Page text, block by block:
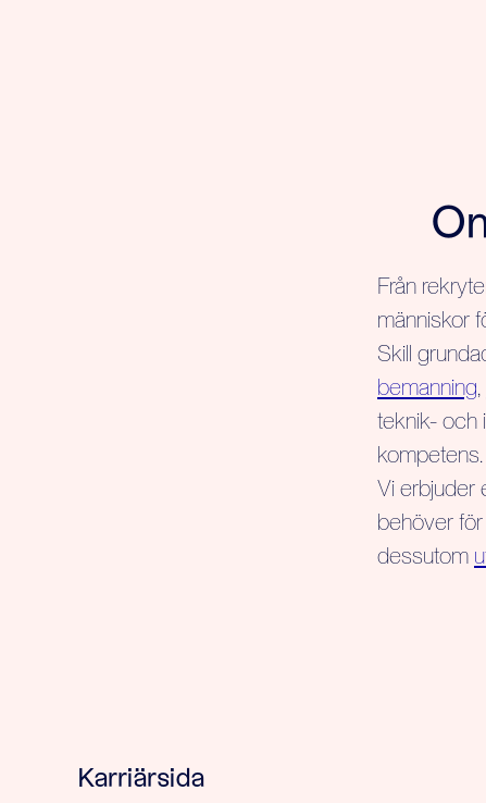
Från
människor
Skill
bemanning,
teknik- och
kompetens.
Vi erbjuder
behöver
dessutom
Karriärsida